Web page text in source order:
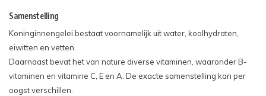
Samenstelling
Koninginnengelei bestaat voornamelijk uit water, koolhydraten,
eiwitten en vetten.
Daarnaast bevat het van nature diverse vitaminen, waaronder B-
vitaminen en vitamine C, E en A. De exacte samenstelling kan per
oogst verschillen.